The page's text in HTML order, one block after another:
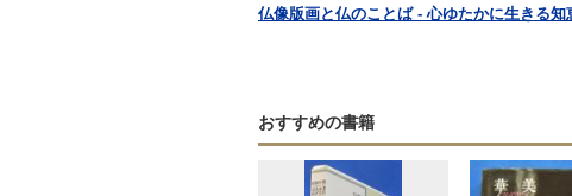
仏像版画と仏のことば - 心ゆたかに生き
おすすめの書籍